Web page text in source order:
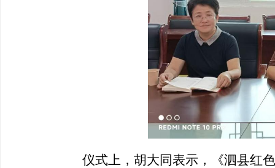
仪式上，胡大同表示，《泗县红